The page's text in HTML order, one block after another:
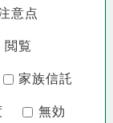
意点
閲覧
家族信託
無効